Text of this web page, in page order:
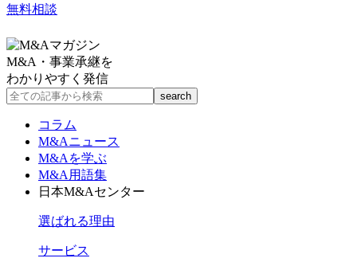
無料相談
M&A・事業承継を
わかりやすく発信
コラム
M&Aニュース
M&Aを学ぶ
M&A用語集
日本M&Aセンター
選ばれる理由
サービス